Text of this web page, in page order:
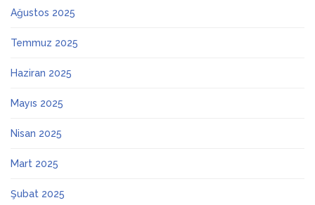
Ağustos 2025
Temmuz 2025
Haziran 2025
Mayıs 2025
Nisan 2025
Mart 2025
Şubat 2025